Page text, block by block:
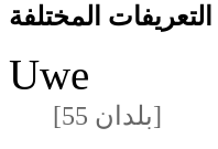
المختلفة
Uwe
[55 بلدان]